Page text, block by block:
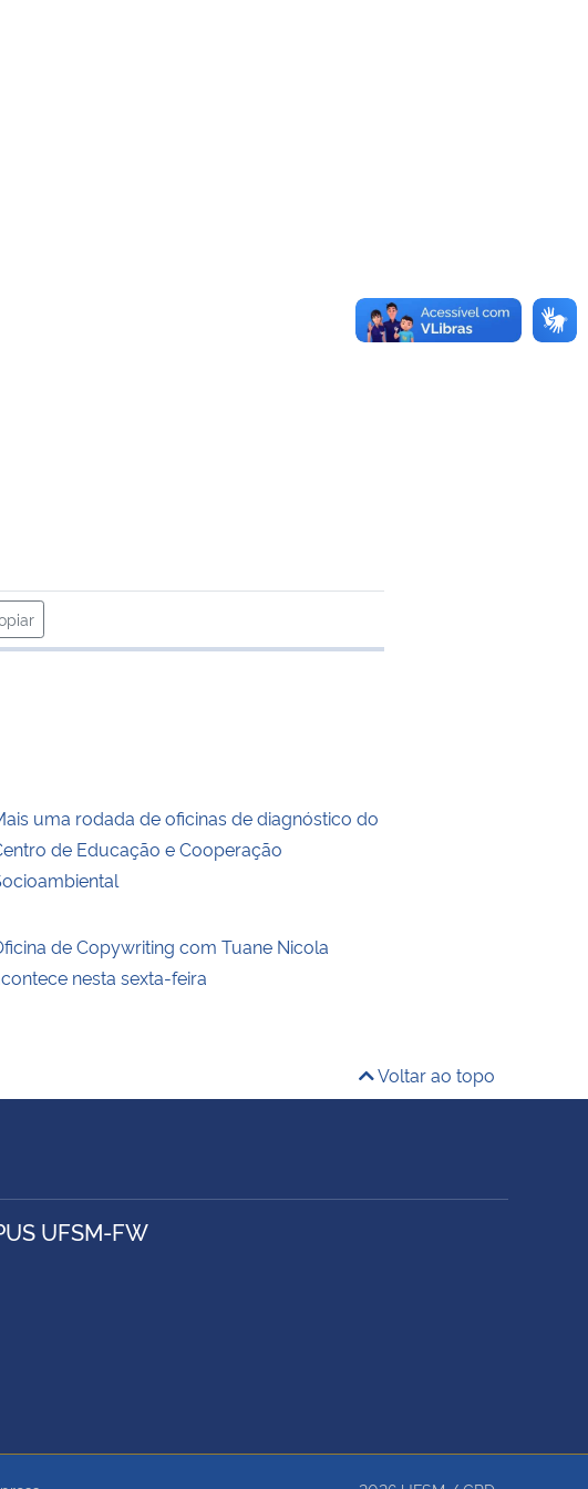
para área de transferência
uma rodada de oficinas de diagnóstico do
de Educação e Cooperação
de Copywriting com Tuane Nicola
nesta sexta-feira
Voltar ao topo
UFSM-FW